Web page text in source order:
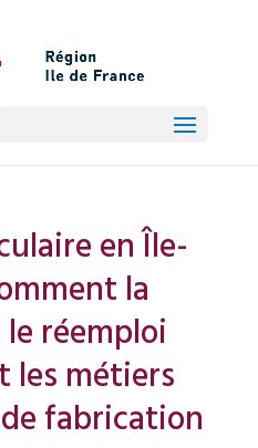
en Île-
la
réemploi
les métiers
fabrication